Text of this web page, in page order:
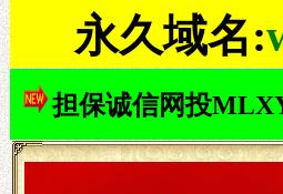
永久域名:
担保诚信网投